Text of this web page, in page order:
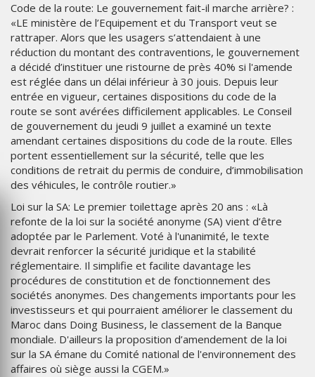
Code de la route: Le gouvernement fait-il marche arrière? :
«LE ministère de l’Equipement et du Transport veut se
rattraper. Alors que les usagers s’attendaient à une
réduction du montant des contraventions, le gouvernement
a décidé d’instituer une ristourne de près 40% si l'amende
est réglée dans un délai inférieur à 30 jouis. Depuis leur
entrée en vigueur, certaines dispositions du code de la
route se sont avérées difficilement applicables. Le Conseil
de gouvernement du jeudi 9 juillet a examiné un texte
amendant certaines dispositions du code de la route. Elles
portent essentiellement sur la sécurité, telle que les
conditions de retrait du permis de conduire, d’immobilisation
des véhicules, le contrôle routier.»
Loi sur la SA: Le premier toilettage après 20 ans : «Là
refonte de la loi sur la société anonyme (SA) vient d’être
adoptée par le Parlement. Voté à l'unanimité, le texte
devrait renforcer la sécurité juridique et la stabilité
réglementaire. Il simplifie et facilite davantage les
procédures de constitution et de fonctionnement des
sociétés anonymes. Des changements importants pour les
investisseurs et qui pourraient améliorer le classement du
Maroc dans Doing Business, le classement de la Banque
mondiale. D'ailleurs la proposition d’amendement de la loi
sur la SA émane du Comité national de l'environnement des
affaires où siège aussi la CGEM.»